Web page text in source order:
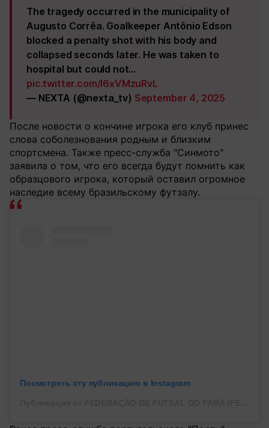
The tragedy occurred in the municipality of
Augusto Corrêa. Goalkeeper Antônio Edson
blocked a penalty shot with his body and
collapsed seconds later. He was taken to
hospital but could not…
pic.twitter.com/I6xVMzuRvL
— NEXTA (@nexta_tv) September 4, 2025
После новости о кончине игрока его клуб принес
слова соболезнования родным и близким
спортсмена. Также пресс-служба "Синмото"
заявила о том, что его всегда будут помнить как
образцового игрока, который оставил огромное
наследие всему бразильскому футзалу.
Посмотреть эту публикацию в Instagram